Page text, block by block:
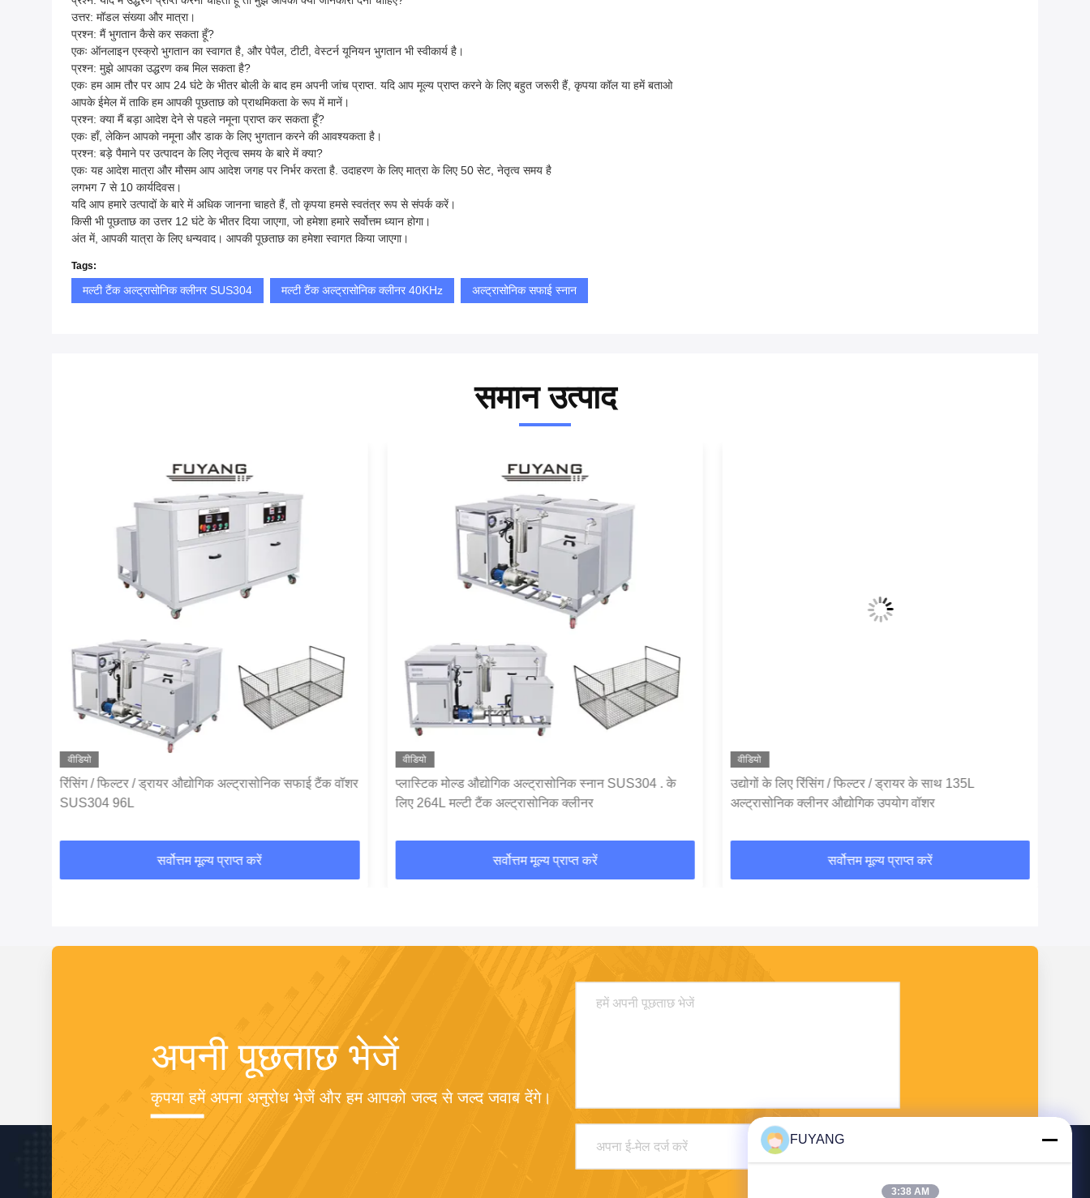
उत्तर: मॉडल संख्या और मात्रा।
प्रश्न: मैं भुगतान कैसे कर सकता हूँ?
एकः ऑनलाइन एस्क्रो भुगतान का स्वागत है, और पेपैल, टीटी, वेस्टर्न यूनियन भुगतान भी स्वीकार्य है।
प्रश्न: मुझे आपका उद्धरण कब मिल सकता है?
एकः हम आम तौर पर आप 24 घंटे के भीतर बोली के बाद हम अपनी जांच प्राप्त. यदि आप मूल्य प्राप्त करने के लिए बहुत जरूरी हैं, कृपया कॉल या हमें बताओ
आपके ईमेल में ताकि हम आपकी पूछताछ को प्राथमिकता के रूप में मानें।
प्रश्न: क्या मैं बड़ा आदेश देने से पहले नमूना प्राप्त कर सकता हूँ?
एकः हाँ, लेकिन आपको नमूना और डाक के लिए भुगतान करने की आवश्यकता है।
प्रश्न: बड़े पैमाने पर उत्पादन के लिए नेतृत्व समय के बारे में क्या?
एकः यह आदेश मात्रा और मौसम आप आदेश जगह पर निर्भर करता है. उदाहरण के लिए मात्रा के लिए 50 सेट, नेतृत्व समय है
लगभग 7 से 10 कार्यदिवस।
यदि आप हमारे उत्पादों के बारे में अधिक जानना चाहते हैं, तो कृपया हमसे स्वतंत्र रूप से संपर्क करें।
किसी भी पूछताछ का उत्तर 12 घंटे के भीतर दिया जाएगा, जो हमेशा हमारे सर्वोत्तम ध्यान होगा।
अंत में, आपकी यात्रा के लिए धन्यवाद। आपकी पूछताछ का हमेशा स्वागत किया जाएगा।
Tags:
मल्टी टैंक अल्ट्रासोनिक क्लीनर SUS304 मल्टी टैंक अल्ट्रासोनिक क्लीनर 40KHz अल्ट्रासोनिक सफाई स्नान
समान उत्पाद
वीडियो
रिंसिंग / फिल्टर / ड्रायर औद्योगिक अल्ट्रासोनिक सफाई टैंक वॉशर
SUS304 96L
सर्वोत्तम मूल्य प्राप्त करें
वीडियो
प्लास्टिक मोल्ड औद्योगिक अल्ट्रासोनिक स्नान SUS304 . के
लिए 264L मल्टी टैंक अल्ट्रासोनिक क्लीनर
सर्वोत्तम मूल्य प्राप्त करें
वीडियो
उद्योगों के लिए रिंसिंग / फिल्टर / ड्रायर के साथ 135L
अल्ट्रासोनिक क्लीनर औद्योगिक उपयोग वॉशर
सर्वोत्तम मूल्य प्राप्त करें
अपनी पूछताछ भेजें
कृपया हमें अपना अनुरोध भेजें और हम आपको जल्द से जल्द जवाब देंगे।
भेजना
FUYANG
3:38 AM